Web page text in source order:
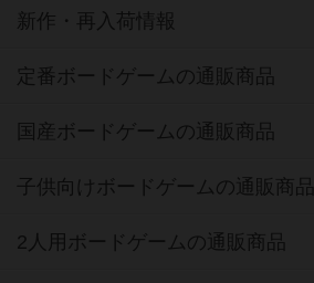
新作・再入荷情報
定番ボードゲームの通販商品
国産ボードゲームの通販商品
子供向けボードゲームの通販商品
2人用ボードゲームの通販商品